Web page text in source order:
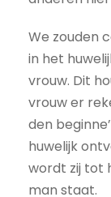
We zouden
in het
vrouw. Dit
vrouw er
den
huwelijk
wordt zij tot
man staat.